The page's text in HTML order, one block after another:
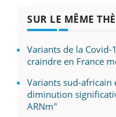
SUR LE MÊME
Variants de la
craindre en France
Variants sud-africain
diminution
ARNm"